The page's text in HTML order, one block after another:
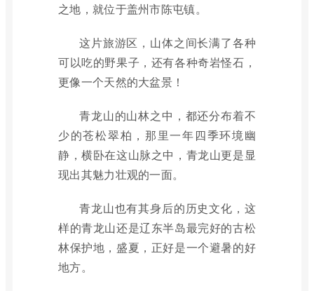
之地，就位于盖州市陈屯镇。
这片旅游区，山体之间长满了各种
可以吃的野果子，还有各种奇岩怪石，
更像一个天然的大盆景！
青龙山的山林之中，都还分布着不
少的苍松翠柏，那里一年四季环境幽
静，横卧在这山脉之中，青龙山更是显
现出其魅力壮观的一面。
青龙山也有其身后的历史文化，这
样的青龙山还是辽东半岛最完好的古松
林保护地，盛夏，正好是一个避暑的好
地方。